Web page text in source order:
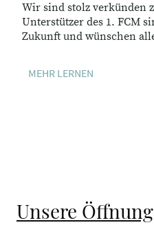
Wir sind stolz verkünden
Unterstützer des 1. FCM
Zukunft und wünschen
MEHR LERNEN
Unsere